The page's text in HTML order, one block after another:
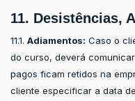
11. Desistências,
11.1. Adiamentos: Caso o
do curso, deverá
pagos ficam retidos na
cliente especificar a data